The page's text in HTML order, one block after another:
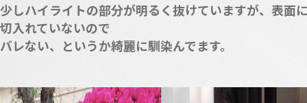
少しハイライトの部分が明るく抜けていますが、表面
切入れていないので
バレない、というか綺麗に馴染んでます。